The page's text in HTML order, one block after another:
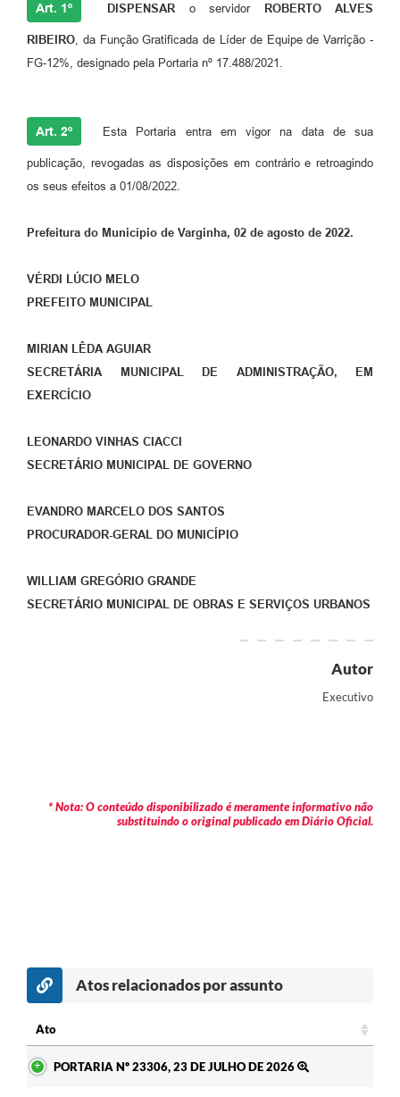
Art. 1º DISPENSAR o servidor ROBERTO ALVES
RIBEIRO, da Função Gratificada de Líder de Equipe de Varrição -
FG-12%, designado pela Portaria nº 17.488/2021.
Art. 2º Esta Portaria entra em vigor na data de sua
publicação, revogadas as disposições em contrário e retroagindo
os seus efeitos a 01/08/2022.
Prefeitura do Município de Varginha, 02 de agosto de 2022.
VÉRDI LÚCIO MELO
PREFEITO MUNICIPAL
MIRIAN LÊDA AGUIAR
SECRETÁRIA MUNICIPAL DE ADMINISTRAÇÃO, EM
EXERCÍCIO
LEONARDO VINHAS CIACCI
SECRETÁRIO MUNICIPAL DE GOVERNO
EVANDRO MARCELO DOS SANTOS
PROCURADOR-GERAL DO MUNICÍPIO
WILLIAM GREGÓRIO GRANDE
SECRETÁRIO MUNICIPAL DE OBRAS E SERVIÇOS URBANOS
Autor
Executivo
* Nota: O conteúdo disponibilizado é meramente informativo não
substituindo o original publicado em Diário Oficial.
Atos relacionados por assunto
Ato
PORTARIA Nº 23306, 23 DE JULHO DE 2026